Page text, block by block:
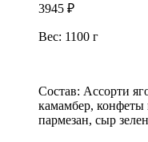
3945 ₽
Вес: 1100 г
Состав: Ассорти
камамбер, конфеты
пармезан, сыр